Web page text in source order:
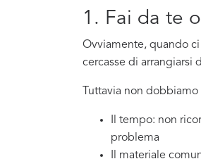
1. Fai da te
Ovviamente, quando
cercasse di arrangiarsi
Tuttavia non
Il tempo: non
problema
Il materiale